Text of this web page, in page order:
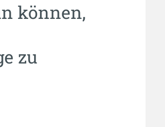
können,
zu